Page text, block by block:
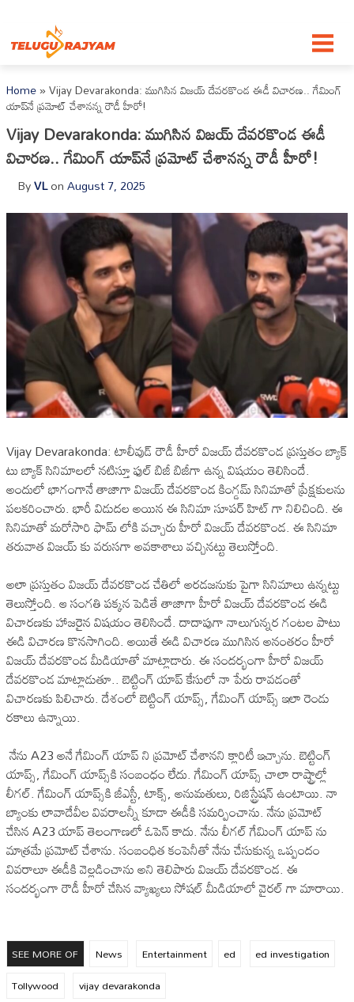
Home»‎Vijay Devarakonda: ముగిసిన విజయ్ దేవరకొండ ఈడీ విచారణ.. గేమింగ్‌
యాప్‌నే ప్రమోట్‌ చేశానన్న రౌడీ హీరో!
‎Vijay Devarakonda: ముగిసిన విజయ్ దేవరకొండ ఈడీ
విచారణ.. గేమింగ్‌ యాప్‌నే ప్రమోట్‌ చేశానన్న రౌడీ హీరో!
ByVLonAugust 7, 2025
‎Vijay Devarakonda: టాలీవుడ్ రౌడీ హీరో విజయ్ దేవరకొండ ప్రస్తుతం బ్యాక్
టు బ్యాక్ సినిమాలలో నటిస్తూ ఫుల్ బిజీ బిజీగా ఉన్న విషయం తెలిసిందే.
అందులో భాగంగానే తాజాగా విజయ్ దేవరకొండ కింగ్డమ్ సినిమాతో ప్రేక్షకులను
పలకరించారు. భారీ విడుదల అయిన ఈ సినిమా సూపర్ హిట్ గా నిలిచింది. ఈ
సినిమాతో మరోసారి ఫామ్ లోకి వచ్చారు హీరో విజయ్ దేవరకొండ. ఈ సినిమా
తరువాత విజయ్ కు వరుసగా అవకాశాలు వచ్చినట్టు తెలుస్తోంది.
‎అలా ప్రస్తుతం విజయ్ దేవరకొండ చేతిలో అరడజనుకు పైగా సినిమాలు ఉన్నట్టు
తెలుస్తోంది. ఆ సంగతి పక్కన పెడితే తాజాగా హీరో విజయ్ దేవరకొండ ఈడి
విచారణకు హాజరైన విషయం తెలిసిందే. దాదాపుగా నాలుగున్నర గంటల పాటు
ఈడి విచారణ కొనసాగింది. అయితే ఈడి విచారణ ముగిసిన అనంతరం హీరో
విజయ్ దేవరకొండ మీడియాతో మాట్లాడారు. ఈ సందర్భంగా హీరో విజయ్
దేవరకొండ మాట్లాడుతూ.. బెట్టింగ్ యాప్ కేసులో నా పేరు రావడంతో
విచారణకు పిలిచారు. దేశంలో బెట్టింగ్ యాప్స్, గేమింగ్ యాప్స్ ఇలా రెండు
రకాలు ఉన్నాయి.
‎ నేను A23 అనే గేమింగ్ యాప్‌ ని ప్రమోట్‌ చేశానని క్లారిటీ ఇచ్చాను. బెట్టింగ్
యాప్స్, గేమింగ్ యాప్స్‌కి సంబంధం లేదు. గేమింగ్ యాప్స్ చాలా రాష్ట్రాల్లో
లీగల్. గేమింగ్ యాప్స్‌కి జీఎస్టీ, టాక్స్, అనుమతులు, రిజిస్ట్రేషన్ ఉంటాయి. నా
బ్యాంకు లావాదేవీల వివరాలన్నీ కూడా ఈడీకి సమర్పించాను. నేను ప్రమోట్
చేసిన A23 యాప్ తెలంగాణలో ఓపెన్ కాదు. నేను లీగల్‌ గేమింగ్ యాప్‌ ను
మాత్రమే ప్రమోట్ చేశాను. సంబంధిత కంపెనీతో నేను చేసుకున్న ఒప్పందం
వివరాలూ ఈడీకి వెల్లడించాను అని తెలిపారు విజయ్ దేవరకొండ. ఈ
సందర్భంగా రౌడీ హీరో చేసిన వ్యాఖ్యలు సోషల్ మీడియాలో వైరల్ గా మారాయి.
SEE MORE OF News Entertainment ed
ed investigation
Tollywood
vijay devarakonda